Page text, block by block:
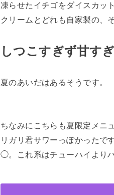
凍らせたイチゴをダイスカッ
クリームとどれも自家製の、
しつこすぎず甘す
夏のあいだはあるそうです。
ちなみにこちらも夏限定メニ
リガリ君サワーっぽかったで
◯。これ系はチューハイより